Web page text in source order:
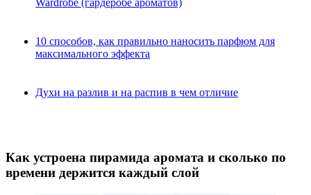
Wardrobe (гардеробе ароматов)
10 способов, как правильно наносить парфюм для
максимального эффекта
Духи на разлив и на распив в чем отличие
Как устроена пирамида аромата и сколько по
времени держится каждый слой